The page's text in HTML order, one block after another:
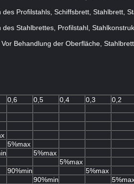
des Profilstahls, Schiffsbrett, Stahlbrett,
des Stahlbrettes, Profilstahl,
Vor Behandlung der Oberfläche,
0,6 0,5 0,4 0,3
0,2
5%max
5%max
5%max
90%min
5%max
90%min